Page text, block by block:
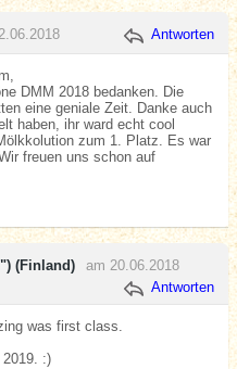
Antworten
DMM 2018 bedanken. Die
eine geniale Zeit. Danke auch
haben, ihr ward echt cool
zum 1. Platz. Es war
freuen uns schon auf
(Finland)
am 20.06.2018
Antworten
was first class.
:)